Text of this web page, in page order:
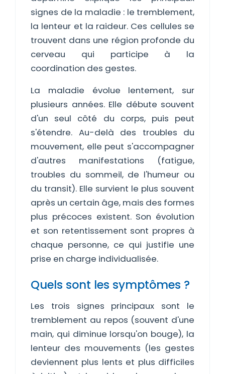
signes de la maladie : le tremblement,
la lenteur et la raideur. Ces cellules se
trouvent dans une région profonde du
cerveau qui participe à la
coordination des gestes.
La maladie évolue lentement, sur
plusieurs années. Elle débute souvent
d'un seul côté du corps, puis peut
s'étendre. Au-delà des troubles du
mouvement, elle peut s'accompagner
d'autres manifestations (fatigue,
troubles du sommeil, de l'humeur ou
du transit). Elle survient le plus souvent
après un certain âge, mais des formes
plus précoces existent. Son évolution
et son retentissement sont propres à
chaque personne, ce qui justifie une
prise en charge individualisée.
Quels sont les symptômes ?
Les trois signes principaux sont le
tremblement au repos (souvent d'une
main, qui diminue lorsqu'on bouge), la
lenteur des mouvements (les gestes
deviennent plus lents et plus difficiles